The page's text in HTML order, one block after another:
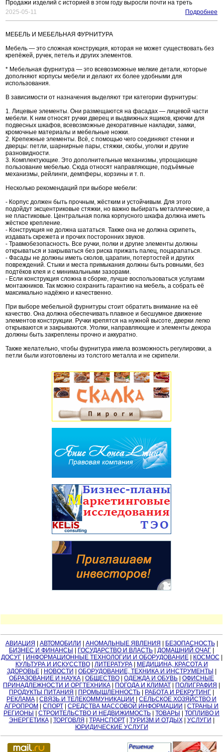
Продажи изделий с историей в этом году выросли почти на треть
2025-05-11
Подробнее
МЕБЕЛЬ И МЕБЕЛЬНАЯ ФУРНИТУРА
Мебель — это сложная конструкция, которая не может существовать без
крепёжей, ручек, петель и других элементов.
* Мебельная фурнитура — это всевозможные мелкие детали, которые
дополняют корпусы мебели и делают их более удобными для
использования.
В зависимости от назначения выделяют три категории фурнитуры:
1. Лицевые элементы. Они размещаются на фасадах — лицевой части
мебели. К ним относят ручки дверец и выдвижных ящиков, крючки для
подвесных шкафов, всевозможные декоративные накладки, замки,
кромочные материалы и мебельные ножки.
2. Крепежные элементы. Всё, с помощью чего соединяют стенки и
дверцы: петли, шарнирные пары, стяжки, скобы, уголки и другие
разновидности.
3. Комплектующие. Это дополнительные механизмы, упрощающие
пользование мебелью. Сюда относят направляющие, подъёмные
механизмы, рейлинги, демпферы, корзины и т. п.
Несколько рекомендаций при выборе мебели:
- Корпус должен быть прочным, жёстким и устойчивым. Для этого
подойдут эксцентриковые стяжки, но важно выбирать металлические, а
не пластиковые. Центральная полка корпусного шкафа должна иметь
жёсткое крепление.
- Конструкция не должна шататься. Также она не должна скрипеть,
издавать скрежета и прочих посторонних звуков.
- Травмобезопасность. Все ручки, полки и другие элементы должны
открываться и закрываться без риска прижать палец, поцарапаться.
- Фасады не должны иметь сколов, царапин, потертостей и других
повреждений. Стыки и места примыкания должны быть ровными, без
подтёков клея и с минимальными зазорами.
- Если конструкция сложна в сборке, лучше воспользоваться услугами
монтажников. Так можно сохранить гарантию на мебель, а собрать её
максимально надёжно и качественно.
При выборе мебельной фурнитуры стоит обратить внимание на её
качество. Она должна обеспечивать плавное и бесшумное движение
элементов конструкции. Ручки крепятся на нужной высоте, дверки легко
открываются и закрываются. Уголки, направляющие и элементы декора
должны быть закреплены прочно и аккуратно.
Также желательно, чтобы фурнитура имела возможность регулировки, а
петли были изготовлены из толстого металла и не скрипели.
АВИАЦИЯ АВТОМОБИЛИ АНОМАЛЬНЫЕ ЯВЛЕНИЯ БЕЗОПАСНОСТЬ|
БИЗНЕС И ФИНАНСЫ
ГОСУДАРСТВО И ВЛАСТЬ ДОМАШНИЙ ОЧАГ
ДОСУГ| ИНФОРМАЦИОННЫЕ ТЕХНОЛОГИИ И ОБОРУДОВАНИЕ| КОСМОС
КУЛЬТУРА И ИСКУССТВО| ЛИТЕРАТУРА|
МЕДИЦИНА, КРАСОТА И
ЗДОРОВЬЕ| НОВОСТИ ОБОРУДОВАНИЕ, ТЕХНИКА И ИНСТРУМЕНТЫ
ОБРАЗОВАНИЕ И НАУКА
ОБЩЕСТВО ОДЕЖДА И ОБУВЬ
ОФИСНЫЕ
ПРИНАДЛЕЖНОСТИ И ОРГТЕХНИКА
ПОГОДА И КЛИМАТ ПОЛИГРАФИЯ
ПРОДУКТЫ ПИТАНИЯ
ПРОМЫШЛЕННОСТЬ РАБОТА И РЕКРУТИНГ
РЕКЛАМА
СВЯЗЬ И ТЕЛЕКОММУНИКАЦИИ
СЕЛЬСКОЕ ХОЗЯЙСТВО И
АГРОПРОМ
СПОРТ СРЕДСТВА МАССОВОЙ ИНФОРМАЦИИ
СТРАНЫ И
РЕГИОНЫ
СТРОИТЕЛЬСТВО И НЕДВИЖИМОСТЬ ТОВАРЫ
ТОПЛИВО И
ЭНЕРГЕТИКА| ТОРГОВЛЯ ТРАНСПОРТ| ТУРИЗМ И ОТДЫХ| УСЛУГИ
ЮРИДИЧЕСКИЕ УСЛУГИ